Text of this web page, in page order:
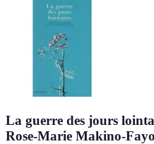
La guerre des jours
Rose-Marie Makino-